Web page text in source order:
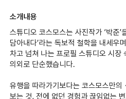
소개내용
스튜디오 코스모스는 사진작가 ‘박준’
담아내다’라는 독보적 철학을 내세우
차고 넘쳐 나는 프로필 스튜디오 시장
의외로 단순했습니다.
유행을 따라가기보다는 코스모스만의
보는 것. 전에 없던 경험과 끊임없는